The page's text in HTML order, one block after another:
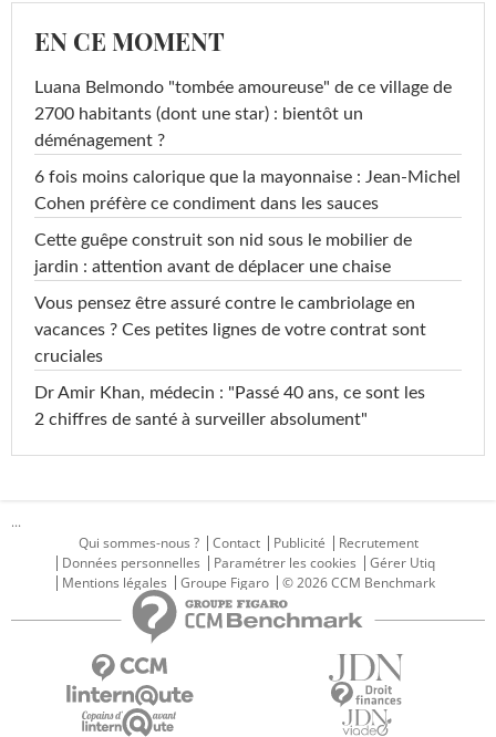
EN CE MOMENT
Luana Belmondo "tombée amoureuse" de ce village de
2700 habitants (dont une star) : bientôt un
déménagement ?
6 fois moins calorique que la mayonnaise : Jean-Michel
Cohen préfère ce condiment dans les sauces
Cette guêpe construit son nid sous le mobilier de
jardin : attention avant de déplacer une chaise
Vous pensez être assuré contre le cambriolage en
vacances ? Ces petites lignes de votre contrat sont
cruciales
Dr Amir Khan, médecin : "Passé 40 ans, ce sont les
2 chiffres de santé à surveiller absolument"
...
Qui sommes-nous ?
Contact Publicité
Recrutement
Données personnelles
Paramétrer les cookies
Gérer Utiq
Mentions légales
Groupe Figaro © 2026 CCM Benchmark